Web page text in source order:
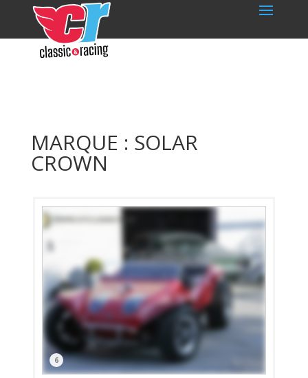
MARQUE : SOLAR
CROWN
6